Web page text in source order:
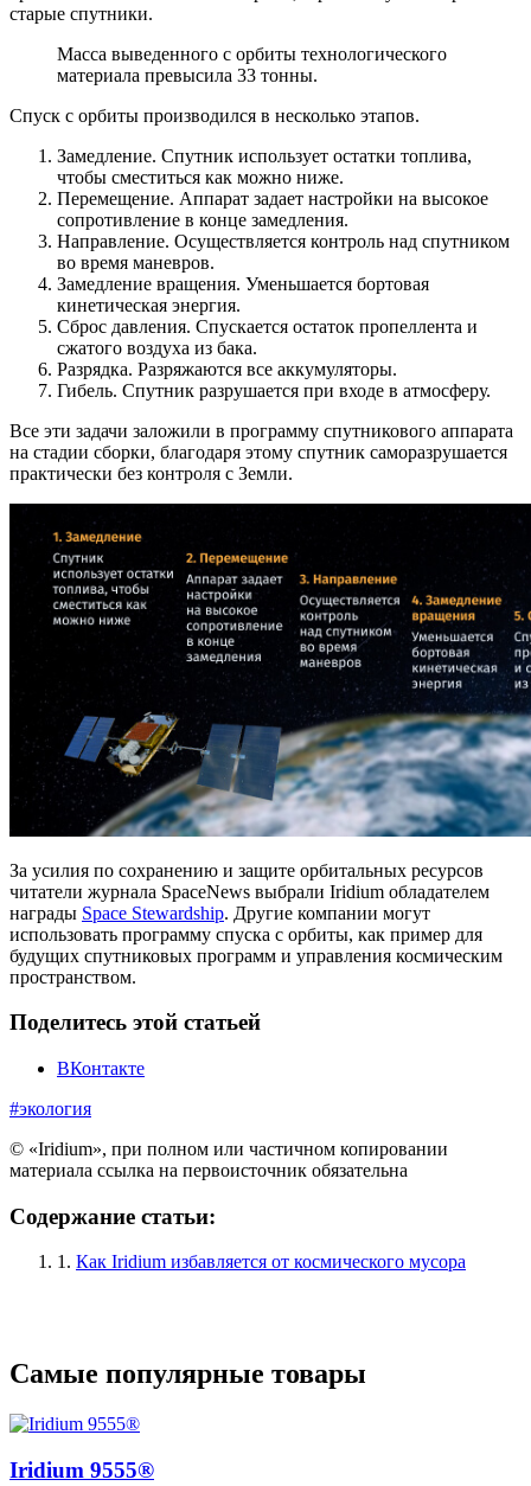
старые спутники.
Масса выведенного с орбиты технологического
материала превысила 33 тонны.
Спуск с орбиты производился в несколько этапов.
Замедление. Спутник использует остатки топлива,
чтобы сместиться как можно ниже.
Перемещение. Аппарат задает настройки на высокое
сопротивление в конце замедления.
Направление. Осуществляется контроль над спутником
во время маневров.
Замедление вращения. Уменьшается бортовая
кинетическая энергия.
Сброс давления. Спускается остаток пропеллента и
сжатого воздуха из бака.
Разрядка. Разряжаются все аккумуляторы.
Гибель. Спутник разрушается при входе в атмосферу.
Все эти задачи заложили в программу спутникового аппарата
на стадии сборки, благодаря этому спутник саморазрушается
практически без контроля с Земли.
За усилия по сохранению и защите орбитальных ресурсов
читатели журнала SpaceNews выбрали Iridium обладателем
награды Space Stewardship. Другие компании могут
использовать программу спуска с орбиты, как пример для
будущих спутниковых программ и управления космическим
пространством.
Поделитесь этой статьей
ВКонтакте
#экология
© «Iridium», при полном или частичном копировании
материала ссылка на первоисточник обязательна
Содержание статьи:
1. Как Iridium избавляется от космического мусора
Самые популярные товары
Iridium 9555®